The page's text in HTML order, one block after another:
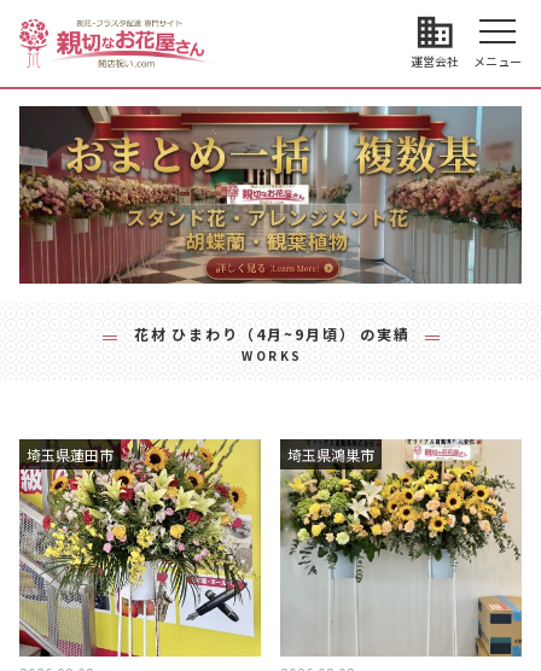
business
運営会社 メニュー
花材 ひまわり（4月~9月頃） の実績
WORKS
埼玉県蓮田市 埼玉県鴻巣市